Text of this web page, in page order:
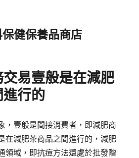
健保養品商店
易壹般是在減肥
行的
，壹般是間接消費者，即減肥商
在減肥茶商品之間進行的，減肥
領域，即抗痘方法還處於批發階